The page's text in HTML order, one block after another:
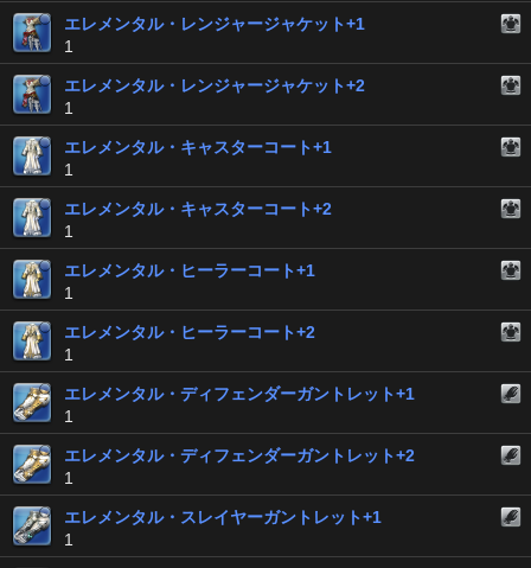
エレメンタル・レンジャージャケット+1
1
エレメンタル・レンジャージャケット+2
1
エレメンタル・キャスターコート+1
1
エレメンタル・キャスターコート+2
1
エレメンタル・ヒーラーコート+1
1
エレメンタル・ヒーラーコート+2
1
エレメンタル・ディフェンダーガントレット+1
1
エレメンタル・ディフェンダーガントレット+2
1
エレメンタル・スレイヤーガントレット+1
1